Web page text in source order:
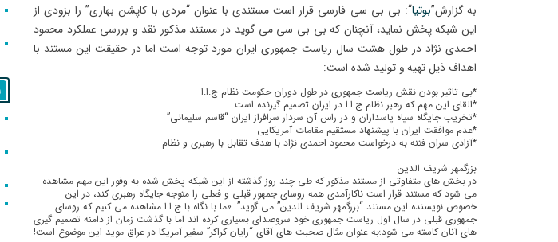
به گزارش”بوتیا“: بی بی سی فارسی قرار است مستندی با عنوان “مردی با کاپشن بهاری” را بزودی از
این شبکه پخش نماید، آنچنان که بی بی سی می گوید در مستند مذکور نقد و بررسی عملکرد محمود
احمدی نژاد در طول هشت سال ریاست جمهوری ایران مورد توجه است اما در حقیقت این مستند با
اهداف ذیل تهیه و تولید شده است:
*بی تاثیر بودن نقش ریاست جمهوری در طول دوران حکومت نظام ج.ا.ا
*القای این مهم که رهبر نظام ج.ا.ا در ایران تصمیم گیرنده است
*تخریب جایگاه سپاه پاسداران و در راس آن سردار سرافراز ایران “قاسم سلیمانی”
*عدم موافقت ایران با پیشنهاد مستقیم مقامات آمریکایی
*آزادی سران فتنه به درخواست محمود احمدی نژاد با هدف تقابل با رهبری و نظام
بزرگمهر شریف الدین
در بخش های متفاوتی از مستند مذکور که طی چند روز گذشته از این شبکه پخش شده به وفور این مهم مشاهده
می شود که مستند قرار است ناکارآمدی همه روسای جمهور قبلی و فعلی را متوجه جایگاه رهبری کند، در این
خصوص نویسنده این مستند “بزرگمهر شریف الدین” می گوید”: «ما با نگاه با ج.ا.ا مشاهده می کنیم که روسای
جمهوری قبلی در سال اول ریاست جمهوری خود سروصدای بسیاری کرده اند اما با گذشت زمان از دامنه تصمیم گیری
های آنان کاسته می شود؛به عنوان مثال صحبت های آقای “رایان کراکر” سفیر آمریکا در عراق موید این موضوع است!